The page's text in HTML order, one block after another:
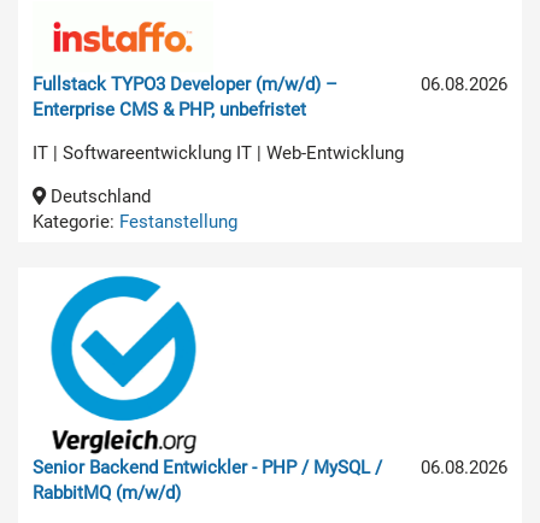
06.08.2026
Fullstack TYPO3 Developer (m/w/d) –
Enterprise CMS & PHP, unbefristet
IT | Softwareentwicklung IT | Web-Entwicklung
Deutschland
Kategorie: Festanstellung
06.08.2026
Senior Backend Entwickler - PHP / MySQL /
RabbitMQ (m/w/d)